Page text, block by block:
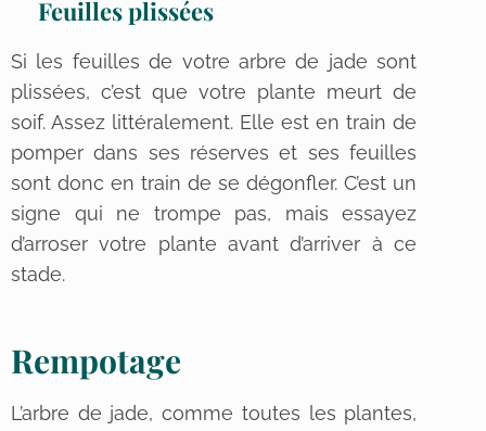
Feuilles plissées
Si les feuilles de votre arbre de jade sont
plissées, c’est que votre plante meurt de
soif. Assez littéralement. Elle est en train de
pomper dans ses réserves et ses feuilles
sont donc en train de se dégonfler. C’est un
signe qui ne trompe pas, mais essayez
d’arroser votre plante avant d’arriver à ce
stade.
Rempotage
L’arbre de jade, comme toutes les plantes,